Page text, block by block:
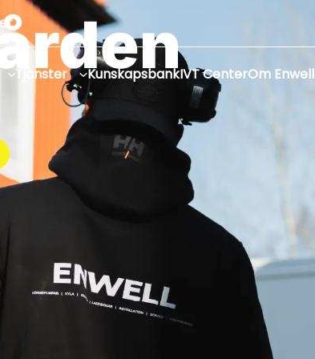
Tjänster KunskapsbankIVT CenterOm Enwell